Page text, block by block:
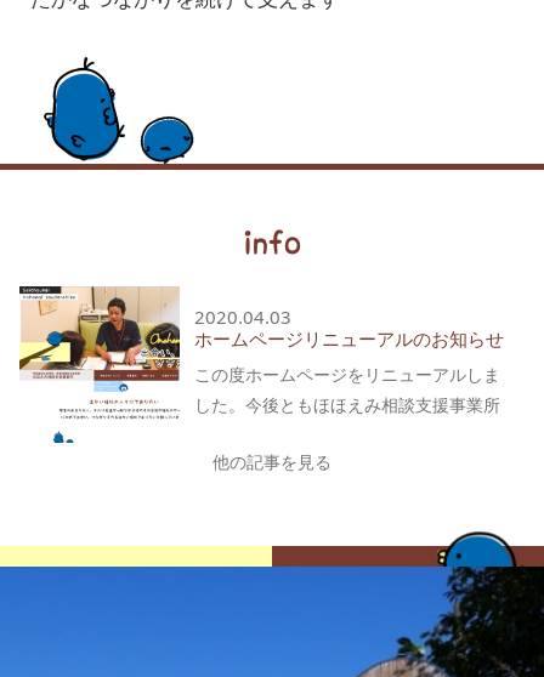
info
2020.04.03
ホームページリニューアルのお知らせ
この度ホームページをリニューアルしま
した。今後ともほほえみ相談支援事業所
他の記事を見る